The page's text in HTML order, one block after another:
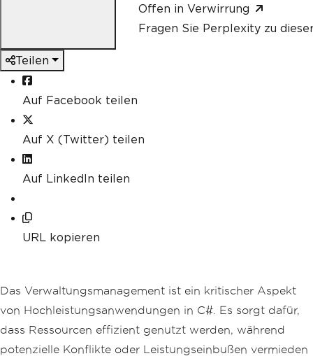
Offen in Verwirrung
Fragen Sie Perplexity zu
Teilen
Auf Facebook teilen
Auf X (Twitter) teilen
Auf LinkedIn teilen
URL kopieren
Das Verwaltungsmanagement ist ein kritischer Aspekt
von Hochleistungsanwendungen in C#. Es sorgt dafür,
dass Ressourcen effizient genutzt werden, während
potenzielle Konflikte oder Leistungseinbußen vermieden